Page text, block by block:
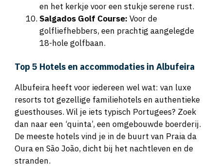
en het kerkje voor een stukje serene rust.
Salgados Golf Course: Voor de
golfliefhebbers, een prachtig aangelegde
18-hole golfbaan.
Top 5 Hotels en accommodaties in Albufeira
Albufeira heeft voor iedereen wel wat: van luxe
resorts tot gezellige familiehotels en authentieke
guesthouses. Wil je iets typisch Portugees? Zoek
dan naar een ‘quinta’, een omgebouwde boerderij.
De meeste hotels vind je in de buurt van Praia da
Oura en São João, dicht bij het nachtleven en de
stranden.